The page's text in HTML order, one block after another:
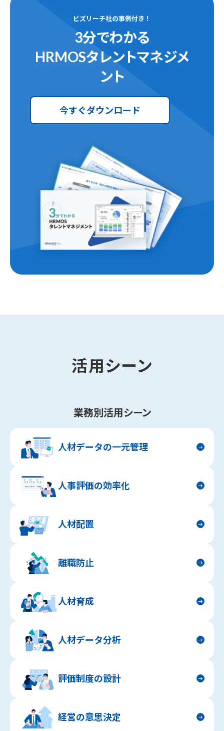
ビズリーチ社の事例付き！
3分でわかる
HRMOSタレントマネジメ
ント
今すぐダウンロード
活用シーン
業務別活用シーン
人材データの一元管理
人事評価の効率化
人材配置
離職防止
人材育成
人材データ分析
評価制度の設計
経営の意思決定